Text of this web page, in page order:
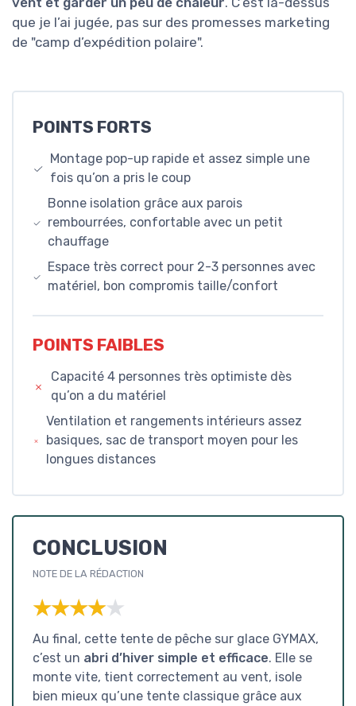
que je l’ai jugée, pas sur des promesses marketing
de "camp d’expédition polaire".
POINTS FORTS
Montage pop-up rapide et assez simple une
fois qu’on a pris le coup
Bonne isolation grâce aux parois
rembourrées, confortable avec un petit
chauffage
Espace très correct pour 2-3 personnes avec
matériel, bon compromis taille/confort
POINTS FAIBLES
Capacité 4 personnes très optimiste dès
qu’on a du matériel
Ventilation et rangements intérieurs assez
basiques, sac de transport moyen pour les
longues distances
CONCLUSION
NOTE DE LA RÉDACTION
★★★★★
★★★★★
Au final, cette tente de pêche sur glace GYMAX,
c’est un abri d’hiver simple et efficace. Elle se
monte vite, tient correctement au vent, isole
bien mieux qu’une tente classique grâce aux